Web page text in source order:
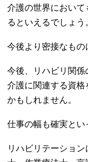
介護の世界におい
るといえるでしょう
今後より密接なもの
今後、リハビリ関
介護に関連する資
かもしれません。
仕事の幅も確実とい
リハビリテーショ